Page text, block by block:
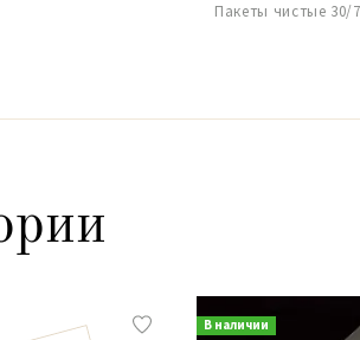
Пакеты чистые 30/
В наличии